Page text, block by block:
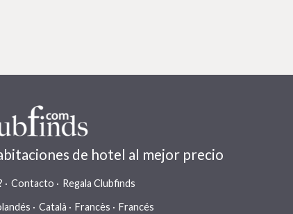
de hotel al mejor precio
Contacto
Regala Clubfinds
Català Francès Francés